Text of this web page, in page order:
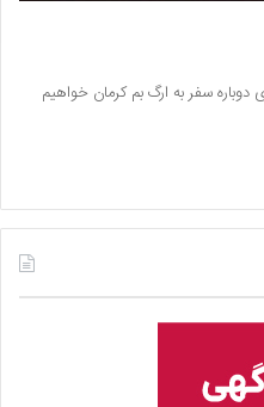
دوباره سفر به ارگ بم کرمان خواهیم